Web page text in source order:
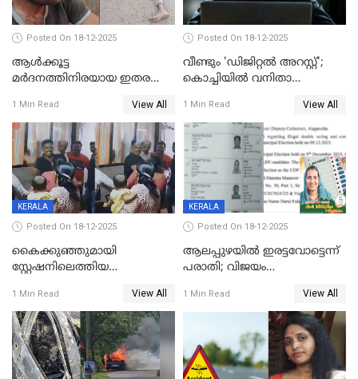
Posted On 18-12-2025
ആൾക്കൂട്ട
മർദനത്തിനിരയായ ഇതര
നടുക്കുന്ന സംഭവം
വാളയാറിൽ
1 Min Read View All
Posted On 18-12-2025
വീണ്ടും 'ഡിജിറ്റല്‍ അറസ്റ്റ്';
കൊച്ചിയില്‍ വനിതാ
കോടി രൂപ
1 Min Read View All
KERALA
Posted On 18-12-2025
കൈക്കുഞ്ഞുമായി
സ്റ്റേഷനിലെത്തിയ
കരണത്തടിച്ചു; CC ടിവി
ദൃശ്യങ്ങൾ പുറത്ത്
1 Min Read View All
KERALA
Posted On 18-12-2025
ആലപ്പുഴയിൽ ഇരട്ടവോട്ടെന്ന്
പരാതി; വിജയം
വാർഡിലെ എൽഡിഎഫ്
സ്ഥാനാർത്ഥി
1 Min Read View All